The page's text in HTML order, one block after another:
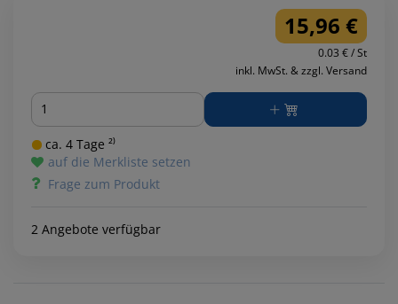
15,96 €
0.03 € / St
inkl. MwSt. & zzgl. Versand
Menge
ca. 4 Tage ²⁾
auf die Merkliste setzen
Frage zum Produkt
2 Angebote verfügbar